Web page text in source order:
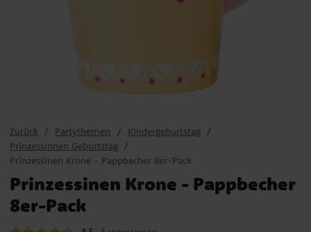
Zurück Partythemen
Kindergeburtstag
Prinzessinnen Geburtstag
Prinzessinen Krone - Pappbecher 8er-Pack
Prinzessinen Krone - Pappbecher
8er-Pack